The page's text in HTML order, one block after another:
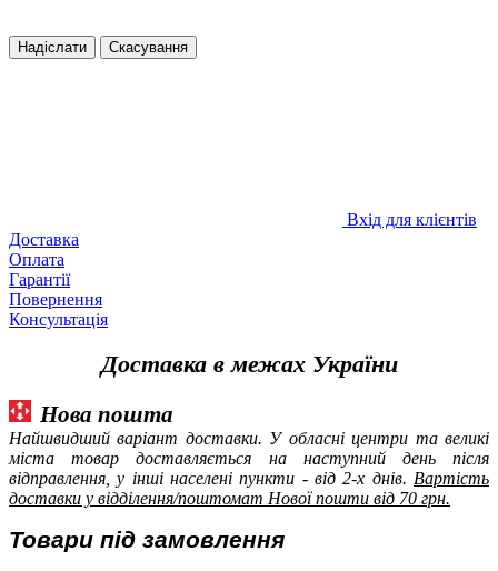
Надіслати Скасування
Вхід для клієнтів
Доставка
Оплата
Гарантії
Повернення
Консультація
Доставка в межах України
Нова пошта
Найшвидший варіант доставки. У обласні центри та великі
міста товар доставляється на наступний день після
відправлення, у інші населені пункти - від 2-х днів. Вартість
доставки у відділення/поштомат Нової пошти від 70 грн.
Товари під замовлення